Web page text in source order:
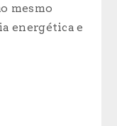
mesmo
energética e